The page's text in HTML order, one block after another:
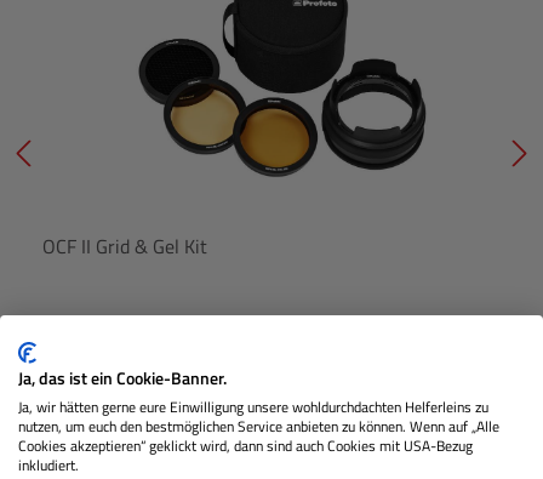
OCF II Grid & Gel Kit
Preis € 209,00
Ja, das ist ein Cookie-Banner.
Ja, wir hätten gerne eure Einwilligung unsere wohldurchdachten Helferleins zu
nutzen, um euch den bestmöglichen Service anbieten zu können. Wenn auf „Alle
Cookies akzeptieren“ geklickt wird, dann sind auch Cookies mit USA-Bezug
inkludiert.